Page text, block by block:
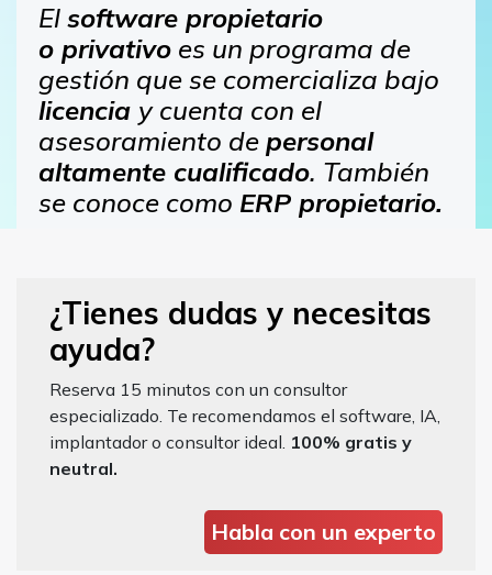
El software propietario
o privativo es un programa de
gestión que se comercializa bajo
licencia y cuenta con el
asesoramiento de personal
altamente cualificado. También
se conoce como ERP propietario.
¿Tienes dudas y necesitas
ayuda?
Reserva 15 minutos con un consultor
especializado. Te recomendamos el software, IA,
implantador o consultor ideal. 100% gratis y
neutral.
Habla con un experto